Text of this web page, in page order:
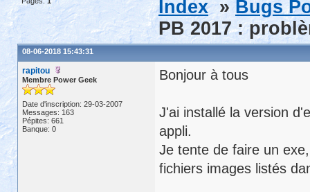
Index »Bugs
PB 2017 :
08-06-2018 15:43:31
rapitou
Membre Power Geek
Date d'inscription: 29-03-2007
Messages: 163
Pépites: 661
Banque: 0
Bonjour à tous
J'ai installé la version
appli.
Je tente de faire un
fichiers images listés